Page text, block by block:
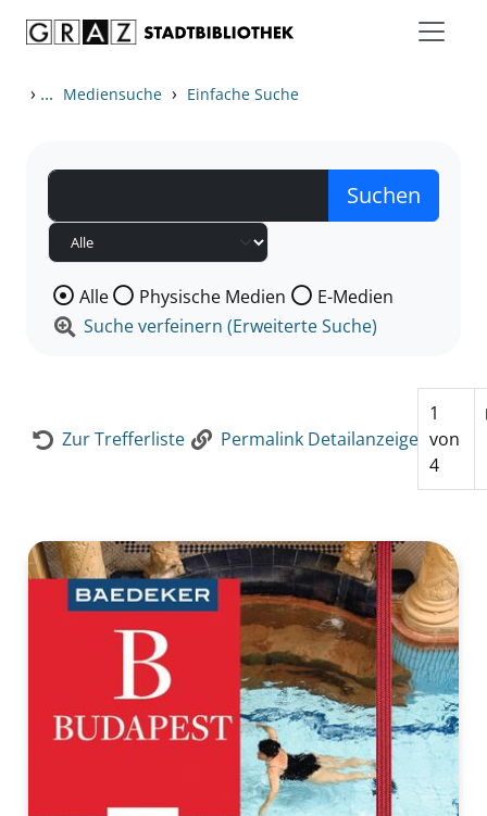
› ... Mediensuche › Einfache Suche
Wählen Sie die Medienart nach der Sie suchen wollen.
Alle Physische Medien
E-Medien
Suche verfeinern (Erweiterte Suche)
Zur Trefferliste Permalink Detailanzeige
1
von
4